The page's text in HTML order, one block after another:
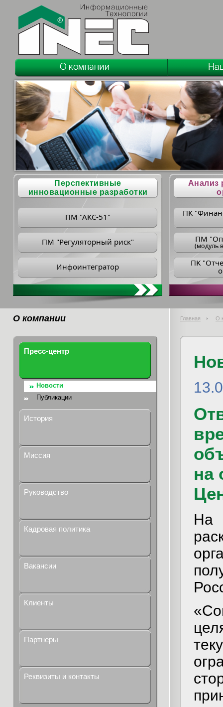
Перспективные
инновационные разработки
ПМ "АКС-51"
ПМ "Регуляторный риск"
Инфоинтегратор
Анализ
ПК
ПM
(модуль
ПK
О компании Главная О
Пресс-центр
Новости
Публикации
История
Миссия
Руководство
Кадровая политика
Вакансии
Клиенты
Партнеры
Реквизиты и контакты
на
На